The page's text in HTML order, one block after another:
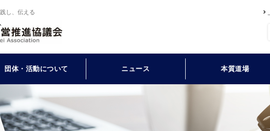
し、伝える
団体・活動について ニュース 本質道場